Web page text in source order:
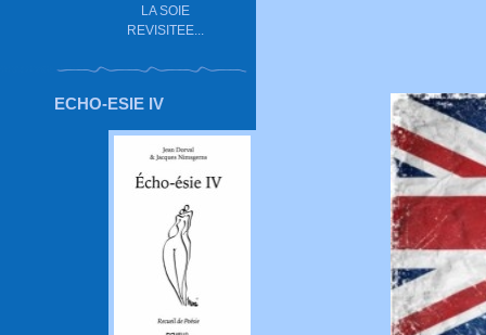
LA SOIE
REVISITEE...
ECHO-ESIE IV